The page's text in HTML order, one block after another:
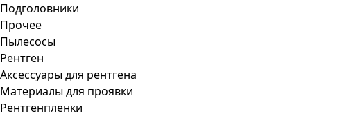
Подголовники
Прочее
Пылесосы
Рентген
Аксессуары для рентгена
Материалы для проявки
Рентгенпленки